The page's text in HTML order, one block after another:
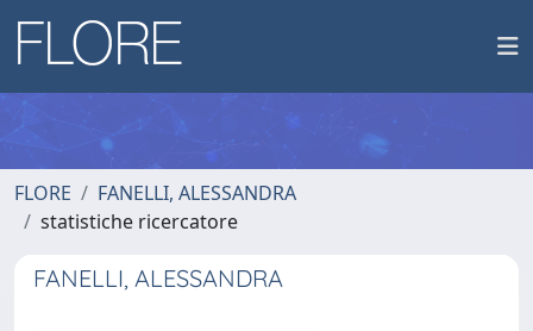
FLORE
FANELLI, ALESSANDRA
statistiche ricercatore
FANELLI, ALESSANDRA